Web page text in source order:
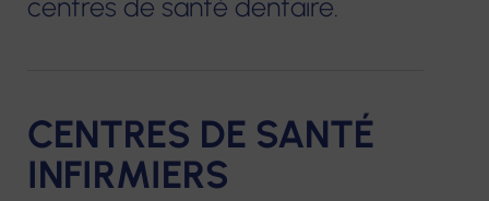
santé dentaire
d'audition
Laboratoire
de
Majeurs
Plateforme
Habitats
Accueil de jour
centres de santé dentaire.
CENTRES DE SANTÉ
INFIRMIERS